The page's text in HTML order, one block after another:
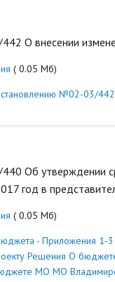
О внесении
( 0.05 Мб)
№02-03/442
Об утверждении
год в
( 0.05 Мб)
- Приложения
Решения О
МО МО